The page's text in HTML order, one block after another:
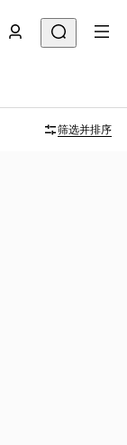
筛选并排序